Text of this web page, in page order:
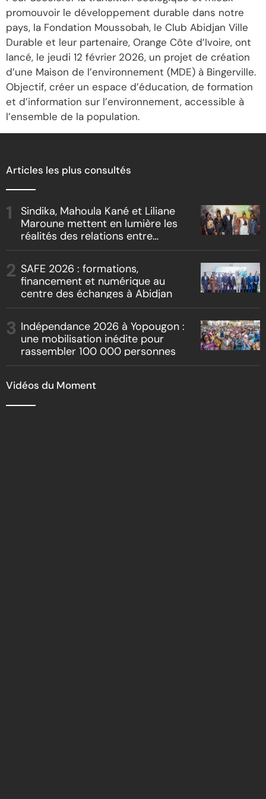
promouvoir le développement durable dans notre
pays, la Fondation Moussobah, le Club Abidjan Ville
Durable et leur partenaire, Orange Côte d’Ivoire, ont
lancé, le jeudi 12 février 2026, un projet de création
d’une Maison de l’environnement (MDE) à Bingerville.
Objectif, créer un espace d’éducation, de formation
et d’information sur l’environnement, accessible à
l’ensemble de la population.
Articles les plus consultés
Sindika, Mahoula Kané et Liliane
Maroune mettent en lumière les
réalités des relations entre
« Boss vs Boss »
SAFE 2026 : formations,
financement et numérique au
centre des échanges à Abidjan
Indépendance 2026 à Yopougon :
une mobilisation inédite pour
rassembler 100 000 personnes
Vidéos du Moment